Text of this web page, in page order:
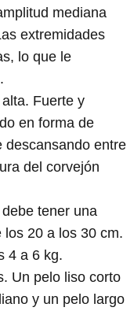
mediana
extremidades
lo que le
Fuerte y
en forma de
descansando entre
del corvejón
tener una
20 a los 30 cm.
4 a 6 kg.
Un pelo liso corto
y un pelo largo